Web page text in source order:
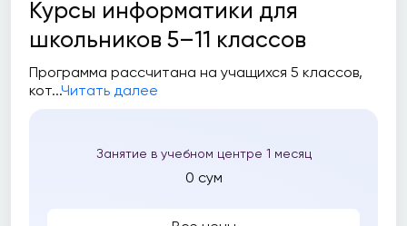
Курсы информатики для
школьников 5–11 классов
Программа рассчитана на учащихся 5 классов,
кот...Читать далее
Занятие в учебном центре 1 месяц
0 сум